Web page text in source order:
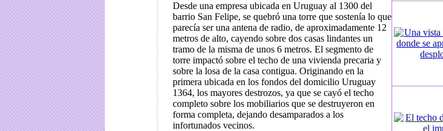
Desde una empresa ubicada en Uruguay al 1300 del
barrio San Felipe, se quebró una torre que sostenía lo que
parecía ser una antena de radio, de aproximadamente 12
metros de alto, cayendo sobre dos casas lindantes un
tramo de la misma de unos 6 metros. El segmento de
torre impactó sobre el techo de una vivienda precaria y
sobre la losa de la casa contigua. Originando en la
primera ubicada en los fondos del domicilio Uruguay
1364, los mayores destrozos, ya que se cayó el techo
completo sobre los mobiliarios que se destruyeron en
forma completa, dejando desamparados a los
infortunados vecinos.